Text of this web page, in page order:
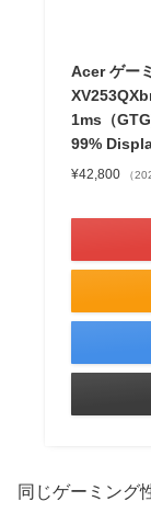
Acer ゲー
1ms（
99%
¥42,800 （
同じゲーミング